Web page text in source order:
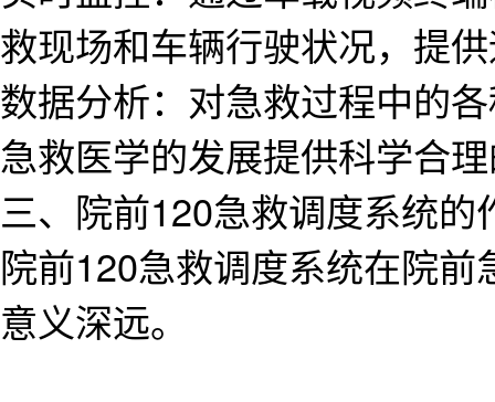
救现场和车辆行驶状况，提
数据分析：对急救过程中的
急救医学的发展提供科学合
三、院前120急救调度系统的
院前120急救调度系统在院
意义深远。